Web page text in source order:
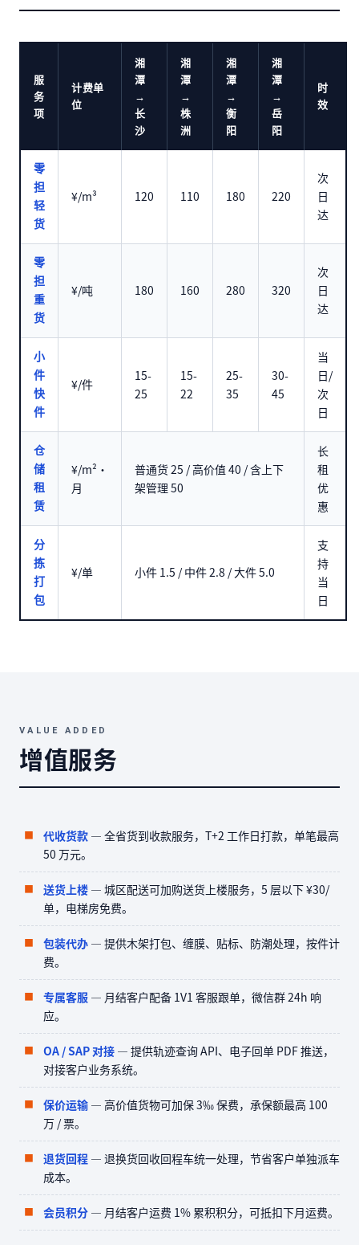
服
务
项
计费单
位
湘
潭
→
长
沙
湘
潭
→
株
洲
湘
潭
→
衡
阳
湘
潭
→
岳
阳
时
效
零
担
轻
货
¥/m³ 120 110 180 220
次
日
达
零
担
重
货
¥/吨 180 160 280 320
次
日
达
小
件
快
件
¥/件
15-
25
15-
22
25-
35
30-
45
当
日/
次
日
仓
储
租
赁
¥/m²·
月
普通货 25 / 高价值 40 / 含上下
架管理 50
长
租
优
惠
分
拣
打
包
¥/单 小件 1.5 / 中件 2.8 / 大件 5.0
支
持
当
日
VALUE ADDED
增值服务
代收货款 — 全省货到收款服务，T+2 工作日打款，单笔最高
50 万元。
送货上楼 — 城区配送可加购送货上楼服务，5 层以下 ¥30/
单，电梯房免费。
包装代办 — 提供木架打包、缠膜、贴标、防潮处理，按件计
费。
专属客服 — 月结客户配备 1V1 客服跟单，微信群 24h 响
应。
OA / SAP 对接 — 提供轨迹查询 API、电子回单 PDF 推送，
对接客户业务系统。
保价运输 — 高价值货物可加保 3‰ 保费，承保额最高 100
万 / 票。
退货回程 — 退换货回收回程车统一处理，节省客户单独派车
成本。
会员积分 — 月结客户运费 1% 累积积分，可抵扣下月运费。